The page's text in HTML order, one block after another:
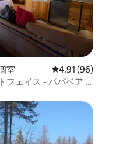
の平均評価
室 レビュー96件、5つ
4.91 (96)
フェイス - パパベア -